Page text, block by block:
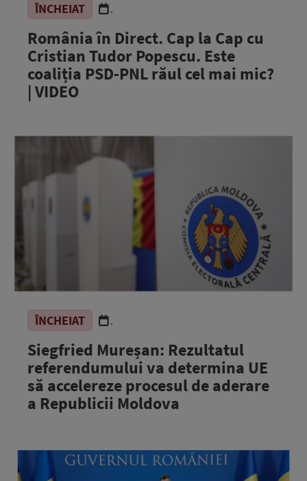
ÎNCHEIAT .
România în Direct. Cap la Cap cu
Cristian Tudor Popescu. Este
coaliția PSD-PNL răul cel mai mic?
| VIDEO
ÎNCHEIAT .
Siegfried Mureșan: Rezultatul
referendumului va determina UE
să accelereze procesul de aderare
a Republicii Moldova